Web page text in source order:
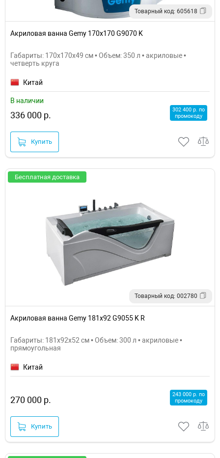
Товарный код: 605618
Акриловая ванна Gemy 170x170 G9070 K
Габариты: 170x170x49 см • Объем: 350 л • акриловые •
четверть круга
Китай
В наличии
336 000 р.
302 400 р. по
промокоду
Купить
Бесплатная доставка
Товарный код: 002780
Акриловая ванна Gemy 181х92 G9055 K R
Габариты: 181x92x52 см • Объем: 300 л • акриловые •
прямоугольная
Китай
270 000 р.
243 000 р. по
промокоду
Купить